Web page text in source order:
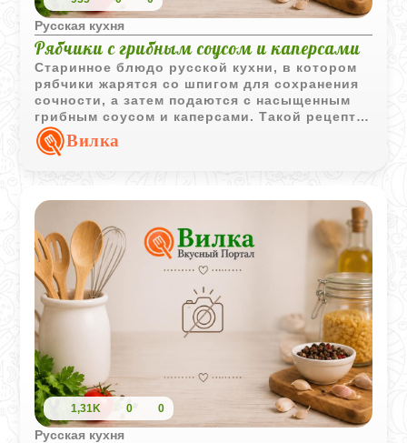
Русская кухня
Рябчики с грибным соусом и каперсами
Старинное блюдо русской кухни, в котором
рябчики жарятся со шпигом для сохранения
сочности, а затем подаются с насыщенным
грибным соусом и каперсами. Такой рецепт
традиционно считался праздничным.
Вилка
1,31K 0 0
Русская кухня